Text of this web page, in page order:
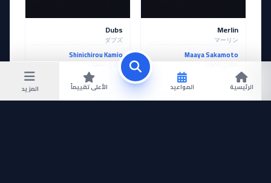
الرئيسية المواعيد الأعلى تقييماً المزيد
Merlin
マーリン
Maaya Sakamoto
Dubs
ダブズ
Shinichirou Kamio
مؤدي الصوت
عرض المزيد